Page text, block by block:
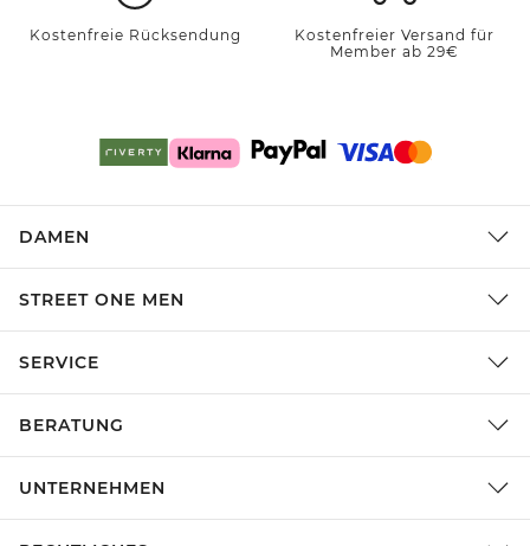
Kostenfreie Rücksendung
Kostenfreier Versand für
Member ab 29€
DAMEN
STREET ONE MEN
SERVICE
BERATUNG
UNTERNEHMEN